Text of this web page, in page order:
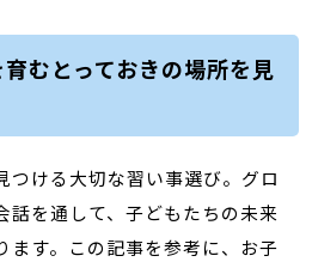
むとっておきの場所を見
つける大切な習い事選び。グロ
話を通して、子どもたちの未来
ます。この記事を参考に、お子